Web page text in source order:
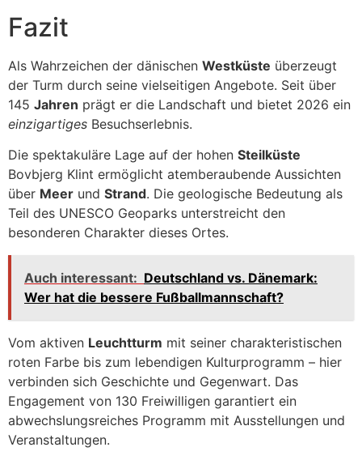
Fazit
Als Wahrzeichen der dänischen Westküste überzeugt
der Turm durch seine vielseitigen Angebote. Seit über
145 Jahren prägt er die Landschaft und bietet 2026 ein
einzigartiges Besuchserlebnis.
Die spektakuläre Lage auf der hohen Steilküste
Bovbjerg Klint ermöglicht atemberaubende Aussichten
über Meer und Strand. Die geologische Bedeutung als
Teil des UNESCO Geoparks unterstreicht den
besonderen Charakter dieses Ortes.
Auch interessant: Deutschland vs. Dänemark:
Wer hat die bessere Fußballmannschaft?
Vom aktiven Leuchtturm mit seiner charakteristischen
roten Farbe bis zum lebendigen Kulturprogramm – hier
verbinden sich Geschichte und Gegenwart. Das
Engagement von 130 Freiwilligen garantiert ein
abwechslungsreiches Programm mit Ausstellungen und
Veranstaltungen.